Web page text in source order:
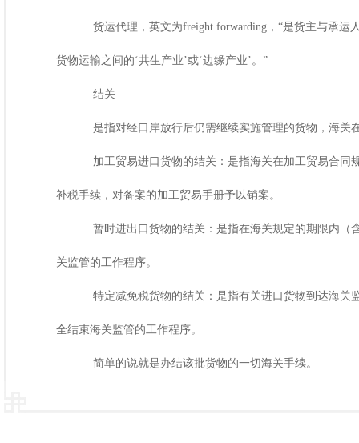
货运代理，英文为freight forwarding ，“是货主与承运
货物运输之间的‘共生产业’或‘边缘产业’。”
结关
是指对经口岸放行后仍需继续实施管理的货物，海关
加工贸易进口货物的结关：是指海关在加工贸易合同
补税手续，对备案的加工贸易手册予以销案。
暂时进出口货物的结关：是指在海关规定的期限内（
关监管的工作程序。
特定减免税货物的结关：是指有关进口货物到达海关
全结束海关监管的工作程序。
简单的说就是办结该批货物的一切海关手续。